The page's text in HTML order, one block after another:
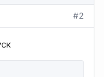
#2